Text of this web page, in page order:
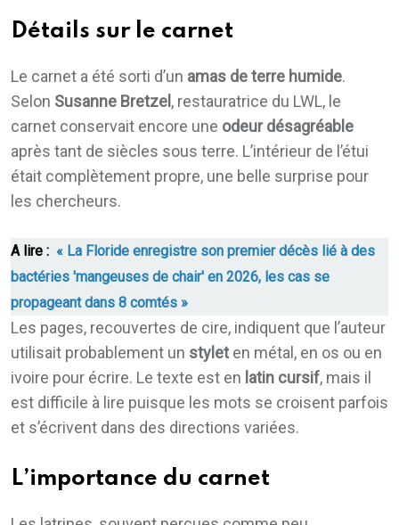
Détails sur le carnet
Le carnet a été sorti d’un amas de terre humide.
Selon Susanne Bretzel, restauratrice du LWL, le
carnet conservait encore une odeur désagréable
après tant de siècles sous terre. L’intérieur de l’étui
était complètement propre, une belle surprise pour
les chercheurs.
A lire : « La Floride enregistre son premier décès lié à des
bactéries 'mangeuses de chair' en 2026, les cas se
propageant dans 8 comtés »
Les pages, recouvertes de cire, indiquent que l’auteur
utilisait probablement un styleten métal, en os ou en
ivoire pour écrire. Le texte est en latin cursif, mais il
est difficile à lire puisque les mots se croisent parfois
et s’écrivent dans des directions variées.
L’importance du carnet